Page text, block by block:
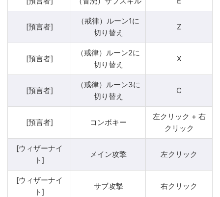
[預言者]
（戒律）ルーン1に
切り替え
Z
[預言者]
（戒律）ルーン2に
切り替え
X
[預言者]
（戒律）ルーン3に
切り替え
C
[預言者] コンボキー
左クリック + 右
クリック
[ウィザーナイ
ト]
メイン攻撃 左クリック
[ウィザーナイ
ト]
サブ攻撃 右クリック